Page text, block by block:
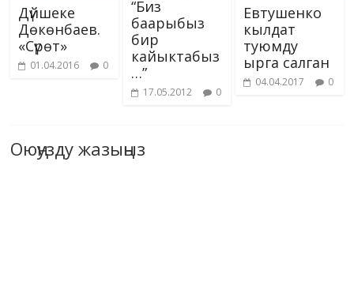
Дүйшеке
Дөкөнбаев.
«Сүрөт»
01.04.2016 0
“Биз
баарыбыз
бир
кайыктабыз
…”
17.05.2012 0
Евтушенко
кылдат
туюмду
ырга салган
04.04.2017 0
Оюңузду жазыңыз